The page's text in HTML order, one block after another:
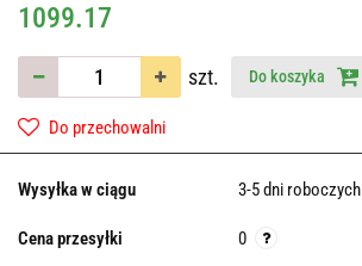
1099.17
szt. Do koszyka
Do przechowalni
Wysyłka w ciągu 3-5 dni roboczych
Cena przesyłki 0